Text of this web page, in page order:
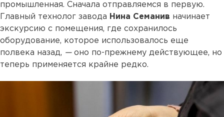
промышленная. Сначала отправляемся в первую.
Главный технолог завода Нина Семанив начинает
экскурсию с помещения, где сохранилось
оборудование, которое использовалось еще
полвека назад, —оно по-прежнему действующее, но
теперь применяется крайне редко.